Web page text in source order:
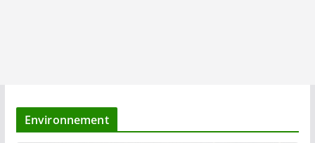
Environnement